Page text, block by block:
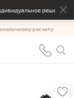
решение,
расчету